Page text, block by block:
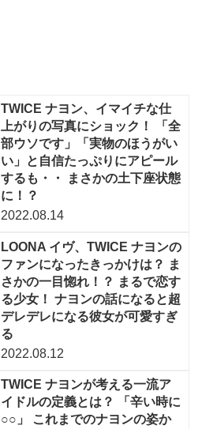
TWICE ナヨン、イマイチな仕
上がりの写真にショック！ 「全
部ウソです」「実物のほうがい
い」と自信たっぷりにアピール
するも・・ まさかの土下座状態
に！？
2022.08.14
LOONA イヴ、TWICE ナヨンの
ファンになったきっかけは？ ま
さかの一目惚れ！？ まるで恋す
る少女！ ナヨンの話になると超
デレデレになる彼女が可愛すぎ
る
2022.08.12
TWICE ナヨンが考える一流ア
イドルの定義とは？ 「辛い時に
○○」 これまでのナヨンの姿か